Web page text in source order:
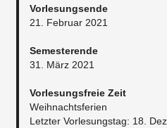
Vorlesungsende
21. Februar 2021
Semesterende
31. März 2021
Vorlesungsfreie Zeit
Weihnachtsferien
Letzter Vorlesungstag: 18.